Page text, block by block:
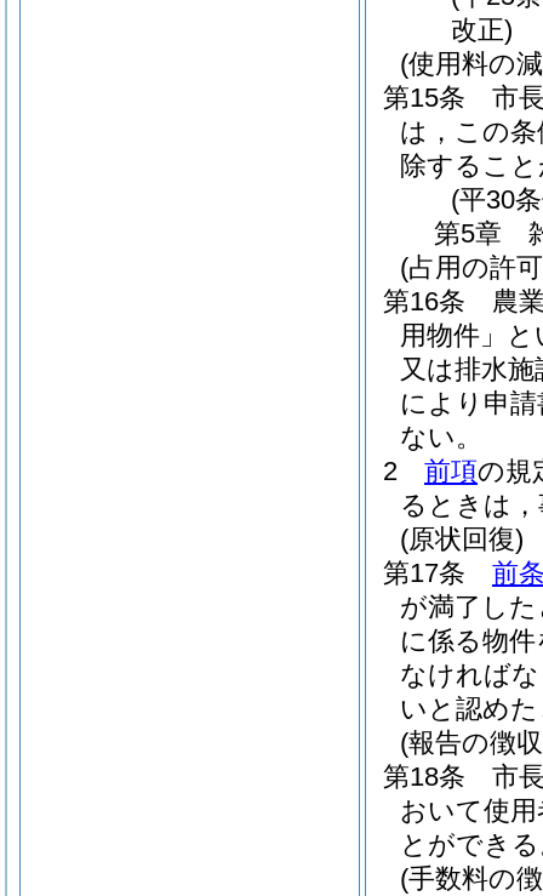
改正)
(使用料の
第15条
市
は，この
除するこ
(平30
第5章
(占用の許
第16条
農
用物件」
又は排水
により申
ない。
2
前項の規
るときは
(原状回復)
第17条
前
が満了し
に係る物
なければ
いと認め
(報告の徴
第18条
市
おいて使
とができ
(手数料の